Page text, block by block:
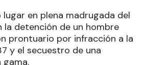
lugar en plena madrugada del
la detención de un hombre
prontuario por infracción a la
y el secuestro de una